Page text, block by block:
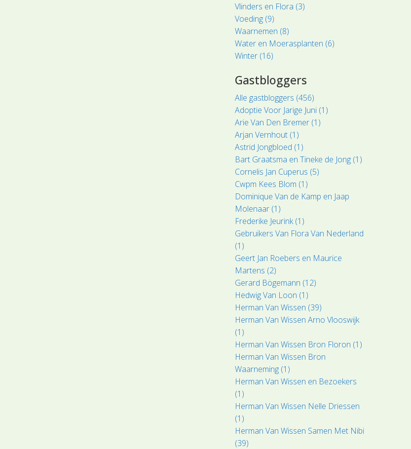
Vlinders en Flora (3)
Voeding (9)
Waarnemen (8)
Water en Moerasplanten (6)
Winter (16)
Gastbloggers
Alle gastbloggers (456)
Adoptie Voor Jarige Juni (1)
Arie Van Den Bremer (1)
Arjan Vernhout (1)
Astrid Jongbloed (1)
Bart Graatsma en Tineke de Jong (1)
Cornelis Jan Cuperus (5)
Cwpm Kees Blom (1)
Dominique Van de Kamp en Jaap
Molenaar (1)
Frederike Jeurink (1)
Gebruikers Van Flora Van Nederland
(1)
Geert Jan Roebers en Maurice
Martens (2)
Gerard Bögemann (12)
Hedwig Van Loon (1)
Herman Van Wissen (39)
Herman Van Wissen Arno Vlooswijk
(1)
Herman Van Wissen Bron Floron (1)
Herman Van Wissen Bron
Waarneming (1)
Herman Van Wissen en Bezoekers
(1)
Herman Van Wissen Nelle Driessen
(1)
Herman Van Wissen Samen Met Nibi
(39)